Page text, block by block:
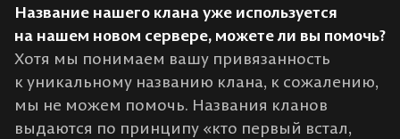
Название нашего клана уже используется
на нашем новом сервере, можете ли вы помочь?
Хотя мы понимаем вашу привязанность
к уникальному названию клана, к сожалению,
мы не можем помочь. Названия кланов
выдаются по принципу «кто первый встал,